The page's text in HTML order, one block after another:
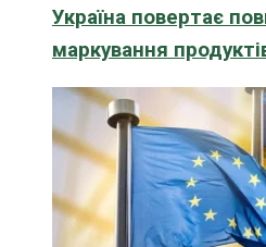
Україна повертає
маркування